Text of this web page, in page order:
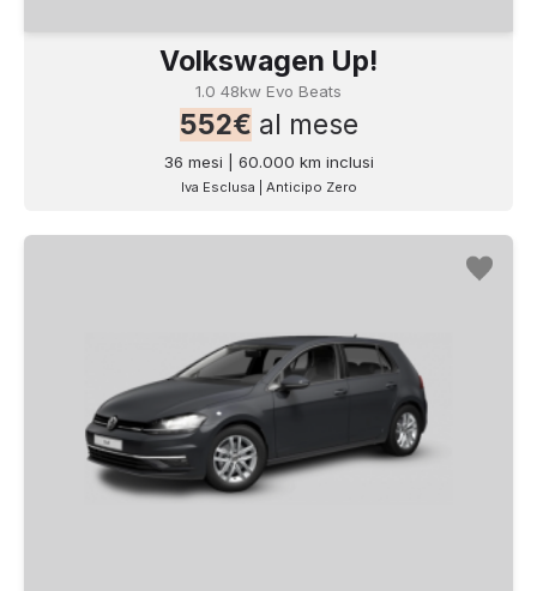
Volkswagen Up!
1.0 48kw Evo Beats
552€ al mese
36 mesi | 60.000 km inclusi
Iva Esclusa | Anticipo Zero